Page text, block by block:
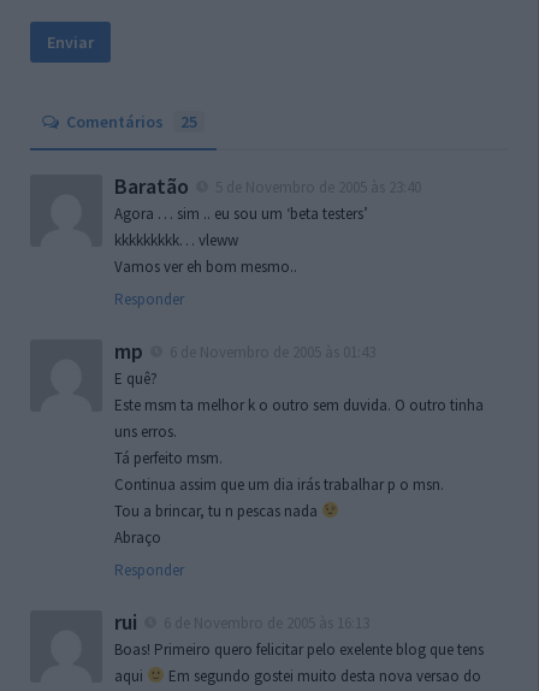
Comentários 25
Baratão
Agora … sim .. eu sou um ‘beta testers’
kkkkkkkkk… vleww
Vamos ver eh bom mesmo..
Responder
mp
E quê?
Este msm ta melhor k o outro sem duvida. O outro tinha
uns erros.
Tá perfeito msm.
Continua assim que um dia irás trabalhar p o msn.
Tou a brincar, tu n pescas nada
Abraço
Responder
rui
Boas! Primeiro quero felicitar pelo exelente blog que tens
aqui
Em segundo gostei muito desta nova versao do